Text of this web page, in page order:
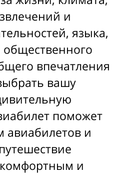
и
языка,
общественного
впечатления
вашу
поможет
авиабилетов и
и